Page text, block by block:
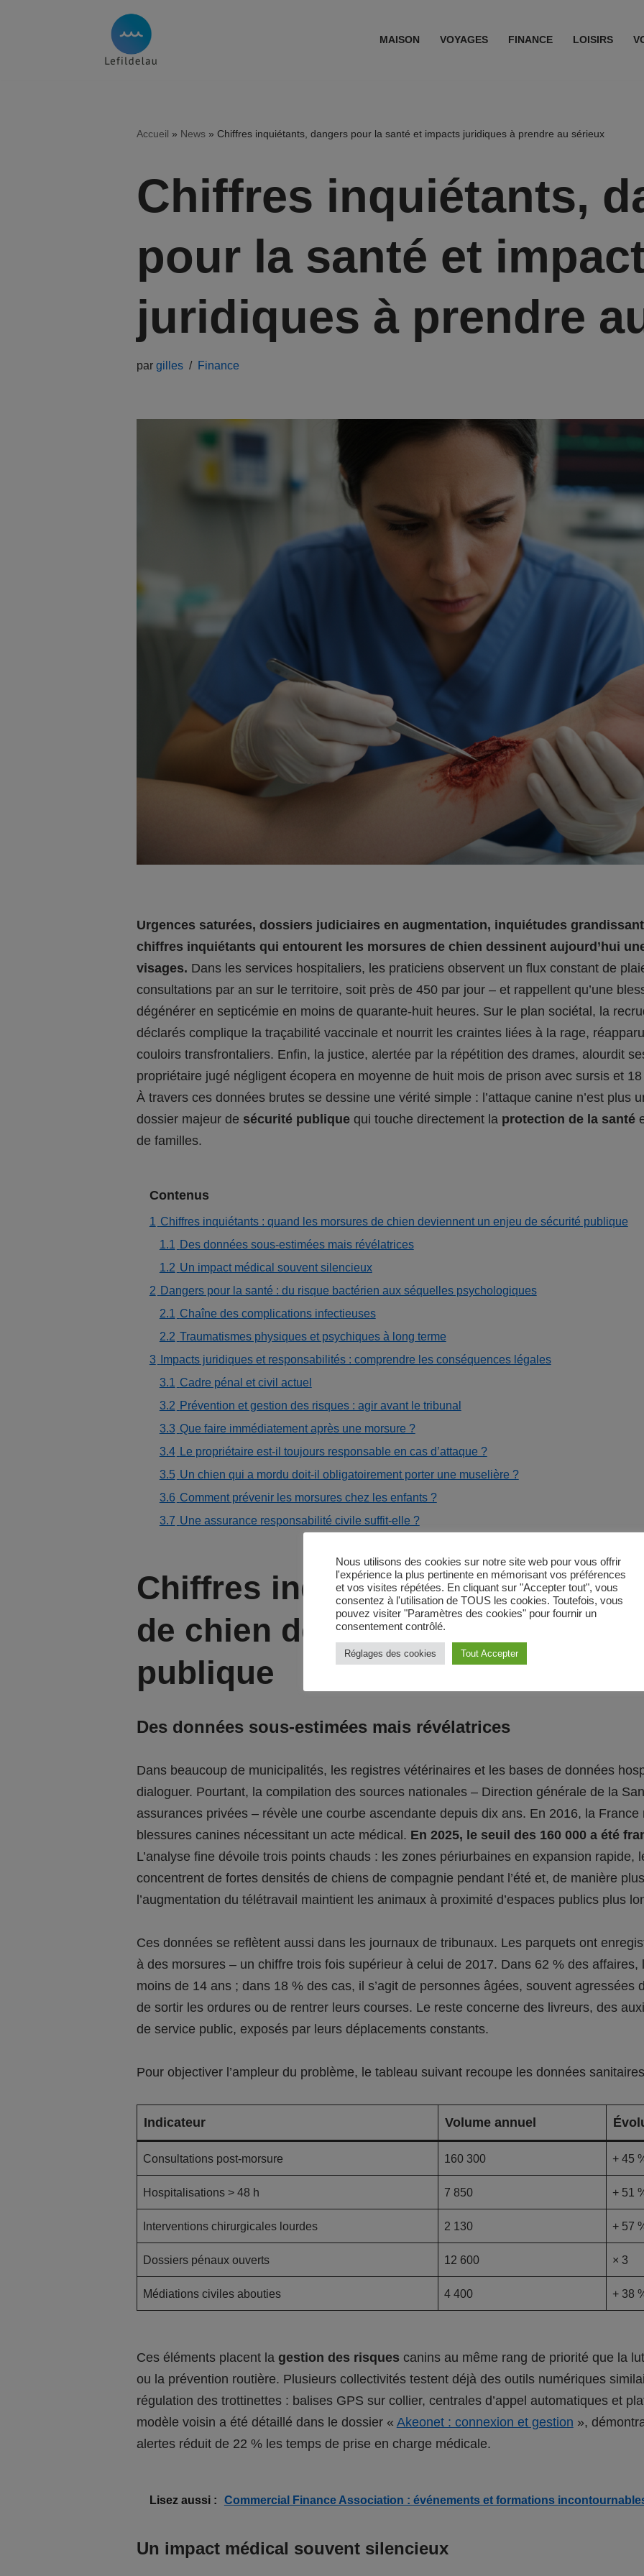
MAISON VOYAGES FINANCE LOISIRS
Accueil » News» Chiffres inquiétants, dangers pour la santé et impacts juridiques à prendre au sérieux
Chiffres inquiétants,
pour la santé et
juridiques à prendre
par gilles Finance
Urgences saturées, dossiers judiciaires en augmentation, inquiétudes
chiffres inquiétants qui entourent les morsures de chien dessinent aujourd’hui
visages. Dans les services hospitaliers, les praticiens observent un flux constant de
consultations par an sur le territoire, soit près de 450 par jour – et rappellent qu’une
dégénérer en septicémie en moins de quarante-huit heures. Sur le plan sociétal, la
déclarés complique la traçabilité vaccinale et nourrit les craintes liées à la rage,
couloirs transfrontaliers. Enfin, la justice, alertée par la répétition des drames, alourdit
propriétaire jugé négligent écopera en moyenne de huit mois de prison avec sursis et
À travers ces données brutes se dessine une vérité simple : l’attaque canine n’est plus
dossier majeur de sécurité publiquequi touche directement la protection de la santé
de familles.
Contenus
1 Chiffres inquiétants : quand les morsures de chien deviennent un enjeu de sécurité publique
1.1 Des données sous-estimées mais révélatrices
1.2 Un impact médical souvent silencieux
2 Dangers pour la santé : du risque bactérien aux séquelles psychologiques
2.1 Chaîne des complications infectieuses
2.2 Traumatismes physiques et psychiques à long terme
3 Impacts juridiques et responsabilités : comprendre les conséquences légales
3.1 Cadre pénal et civil actuel
3.2 Prévention et gestion des risques : agir avant le tribunal
3.3 Que faire immédiatement après une morsure ?
3.4 Le propriétaire est-il toujours responsable en cas d’attaque ?
3.5 Un chien qui a mordu doit-il obligatoirement porter une muselière ?
3.6 Comment prévenir les morsures chez les enfants ?
3.7 Une assurance responsabilité civile suffit-elle ?
Chiffres inquiétants : quand les
de chien deviennent un enjeu
publique
Des données sous-estimées mais révélatrices
Dans beaucoup de municipalités, les registres vétérinaires et les bases de données
dialoguer. Pourtant, la compilation des sources nationales – Direction générale de la
assurances privées – révèle une courbe ascendante depuis dix ans. En 2016, la
blessures canines nécessitant un acte médical. En 2025, le seuil des 160 000 a été
L’analyse fine dévoile trois points chauds : les zones périurbaines en expansion rapide,
concentrent de fortes densités de chiens de compagnie pendant l’été et, de manière
l’augmentation du télétravail maintient les animaux à proximité d’espaces publics plus
Ces données se reflètent aussi dans les journaux de tribunaux. Les parquets ont
à des morsures – un chiffre trois fois supérieur à celui de 2017. Dans 62 % des
moins de 14 ans ; dans 18 % des cas, il s’agit de personnes âgées, souvent agressées
de sortir les ordures ou de rentrer leurs courses. Le reste concerne des livreurs, des
de service public, exposés par leurs déplacements constants.
Pour objectiver l’ampleur du problème, le tableau suivant recoupe les données
Indicateur Volume annuel
Consultations post-morsure 160 300 + 45
Hospitalisations > 48 h 7 850 + 51
Interventions chirurgicales lourdes 2 130 + 57
Dossiers pénaux ouverts 12 600 × 3
Médiations civiles abouties 4 400 + 38
Ces éléments placent la gestion des risques canins au même rang de priorité que la
ou la prévention routière. Plusieurs collectivités testent déjà des outils numériques
régulation des trottinettes : balises GPS sur collier, centrales d’appel automatiques et
modèle voisin a été détaillé dans le dossier « Akeonet : connexion et gestion »,
alertes réduit de 22 % les temps de prise en charge médicale.
Lisez aussi : Commercial Finance Association : événements et formations
Un impact médical souvent silencieux
Nous utilisons des cookies sur notre site web pour vous offrir
l'expérience la plus pertinente en mémorisant vos préférences
et vos visites répétées. En cliquant sur "Accepter tout", vous
consentez à l'utilisation de TOUS les cookies. Toutefois, vous
pouvez visiter "Paramètres des cookies" pour fournir un
consentement contrôlé.
Réglages des cookies Tout Accepter